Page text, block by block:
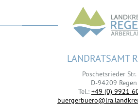
LANDRATSAMT
Poschetsrieder Str.
D-94209 Regen
Tel.: +49 (0) 9921